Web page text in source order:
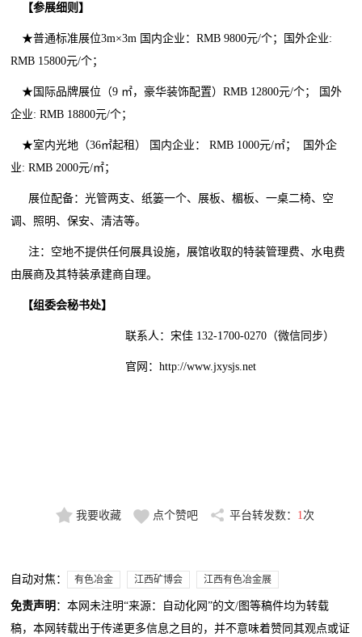
【参展细则】
★普通标准展位3m×3m 国内企业：RMB 9800元/个；国外企业:
RMB 15800元/个；
★国际品牌展位（9 ㎡，豪华装饰配置）RMB 12800元/个； 国外
企业: RMB 18800元/个；
★室内光地（36㎡起租） 国内企业： RMB 1000元/㎡； 国外企
业: RMB 2000元/㎡；
展位配备：光管两支、纸篓一个、展板、楣板、一桌二椅、空
调、照明、保安、清洁等。
注：空地不提供任何展具设施，展馆收取的特装管理费、水电费
由展商及其特装承建商自理。
【组委会秘书处】
联系人：宋佳 132-1700-0270（微信同步）
官网：http://www.jxysjs.net
我要收藏 点个赞吧 平台转发数： 1 次
自动对焦： 有色冶金 江西矿博会 江西有色冶金展
免责声明 ：本网未注明“来源：自动化网”的文/图等稿件均为转载
稿，本网转载出于传递更多信息之目的，并不意味着赞同其观点或证